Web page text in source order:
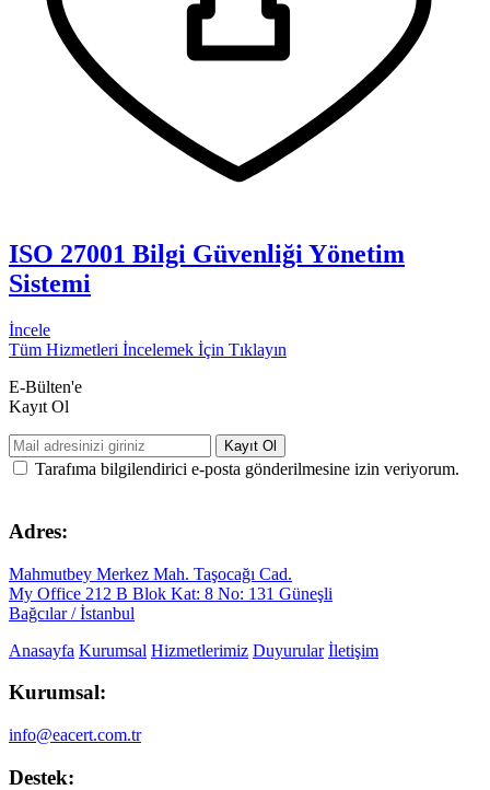
ISO 27001 Bilgi Güvenliği Yönetim
Sistemi
İncele
Tüm Hizmetleri İncelemek İçin Tıklayın
E-Bülten'e
Kayıt Ol
Kayıt Ol
Tarafıma bilgilendirici e-posta gönderilmesine izin veriyorum.
Adres:
Mahmutbey Merkez Mah. Taşocağı Cad.
My Office 212 B Blok Kat: 8 No: 131 Güneşli
Bağcılar / İstanbul
Anasayfa Kurumsal Hizmetlerimiz Duyurular İletişim
Kurumsal:
info@eacert.com.tr
Destek: